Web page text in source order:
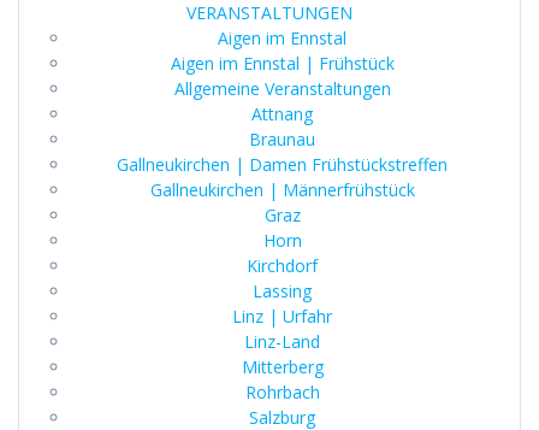
VERANSTALTUNGEN
Aigen im Ennstal
Aigen im Ennstal | Frühstück
Allgemeine Veranstaltungen
Attnang
Braunau
Gallneukirchen | Damen Frühstückstreffen
Gallneukirchen | Männerfrühstück
Graz
Horn
Kirchdorf
Lassing
Linz | Urfahr
Linz-Land
Mitterberg
Rohrbach
Salzburg